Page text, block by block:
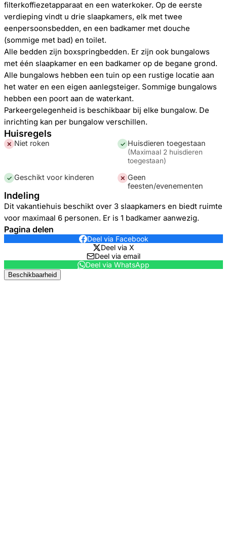
filterkoffiezetapparaat en een waterkoker. Op de eerste
verdieping vindt u drie slaapkamers, elk met twee
eenpersoonsbedden, en een badkamer met douche
(sommige met bad) en toilet.
Alle bedden zijn boxspringbedden. Er zijn ook bungalows
met één slaapkamer en een badkamer op de begane grond.
Alle bungalows hebben een tuin op een rustige locatie aan
het water en een eigen aanlegsteiger. Sommige bungalows
hebben een poort aan de waterkant.
Parkeergelegenheid is beschikbaar bij elke bungalow. De
inrichting kan per bungalow verschillen.
Huisregels
✕ Niet roken ✓ Huisdieren toegestaan
(Maximaal 2 huisdieren
toegestaan)
✓ Geschikt voor kinderen ✕ Geen
feesten/evenementen
Indeling
Dit vakantiehuis beschikt over 3 slaapkamers en biedt ruimte
voor maximaal 6 personen. Er is 1 badkamer aanwezig.
Pagina delen
Deel via Facebook
Deel via X
Deel via email
Deel via WhatsApp
Beschikbaarheid